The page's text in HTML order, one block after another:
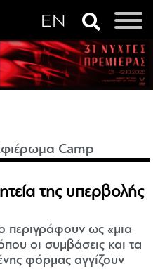
Camp
της υπερβολής
περιγράφουν ως «μια
οι συμβάσεις και τα
φόρμας αγγίζουν